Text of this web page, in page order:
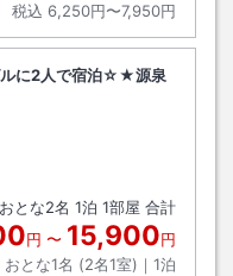
税込 6,250円〜7,950円
ルに2人で宿泊☆★源泉
おとな2名 1泊 1部屋 合計
円 〜 15,900円
おとな1名 (2名1室)｜ 1泊